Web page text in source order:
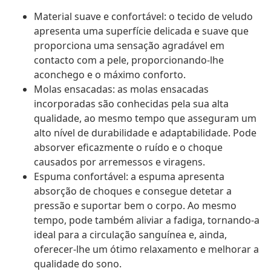
Material suave e confortável: o tecido de veludo
apresenta uma superfície delicada e suave que
proporciona uma sensação agradável em
contacto com a pele, proporcionando-lhe
aconchego e o máximo conforto.
Molas ensacadas: as molas ensacadas
incorporadas são conhecidas pela sua alta
qualidade, ao mesmo tempo que asseguram um
alto nível de durabilidade e adaptabilidade. Pode
absorver eficazmente o ruído e o choque
causados por arremessos e viragens.
Espuma confortável: a espuma apresenta
absorção de choques e consegue detetar a
pressão e suportar bem o corpo. Ao mesmo
tempo, pode também aliviar a fadiga, tornando-a
ideal para a circulação sanguínea e, ainda,
oferecer-lhe um ótimo relaxamento e melhorar a
qualidade do sono.